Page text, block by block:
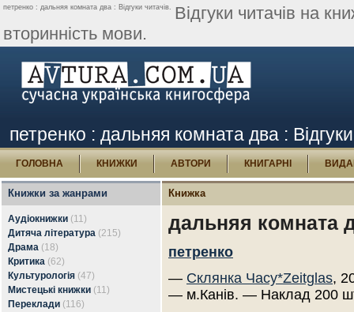
петренко : дальняя комната два : Відгуки читачів. Відгуки читачів на
вторинність мови.
петренко : дальняя комната два : Відгуки
ГОЛОВНА КНИЖКИ АВТОРИ КНИГАРНІ
Книжки за жанрами
Аудіокнижки (11)
Дитяча література (215)
Драма (18)
Критика (62)
Культурологія (47)
Мистецькі книжки (11)
Переклади (116)
Книжка
дальняя комната
петренко
— Склянка Часу*Zeitglas,
— м.Канів. — Наклад 200